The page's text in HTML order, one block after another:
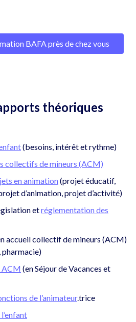
BAFA près de chez vous
théoriques
(besoins, intérêt et rythme)
collectifs de mineurs (ACM)
en animation (projet éducatif,
d’animation, projet d’activité)
etréglementation des
accueil collectif de mineurs (ACM)
pharmacie)
ACM (en Séjour de Vacances et
de l’animateur.trice